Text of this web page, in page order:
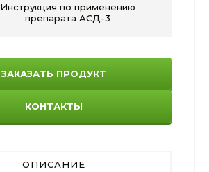
Инструкция по применению
препарата АСД-3
ЗАКАЗАТЬ ПРОДУКТ
КОНТАКТЫ
ОПИСАНИЕ